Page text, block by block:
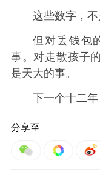
这些数字，不
但对丢钱包
事。对走散孩子
是天大的事。
下一个十二年
分享至